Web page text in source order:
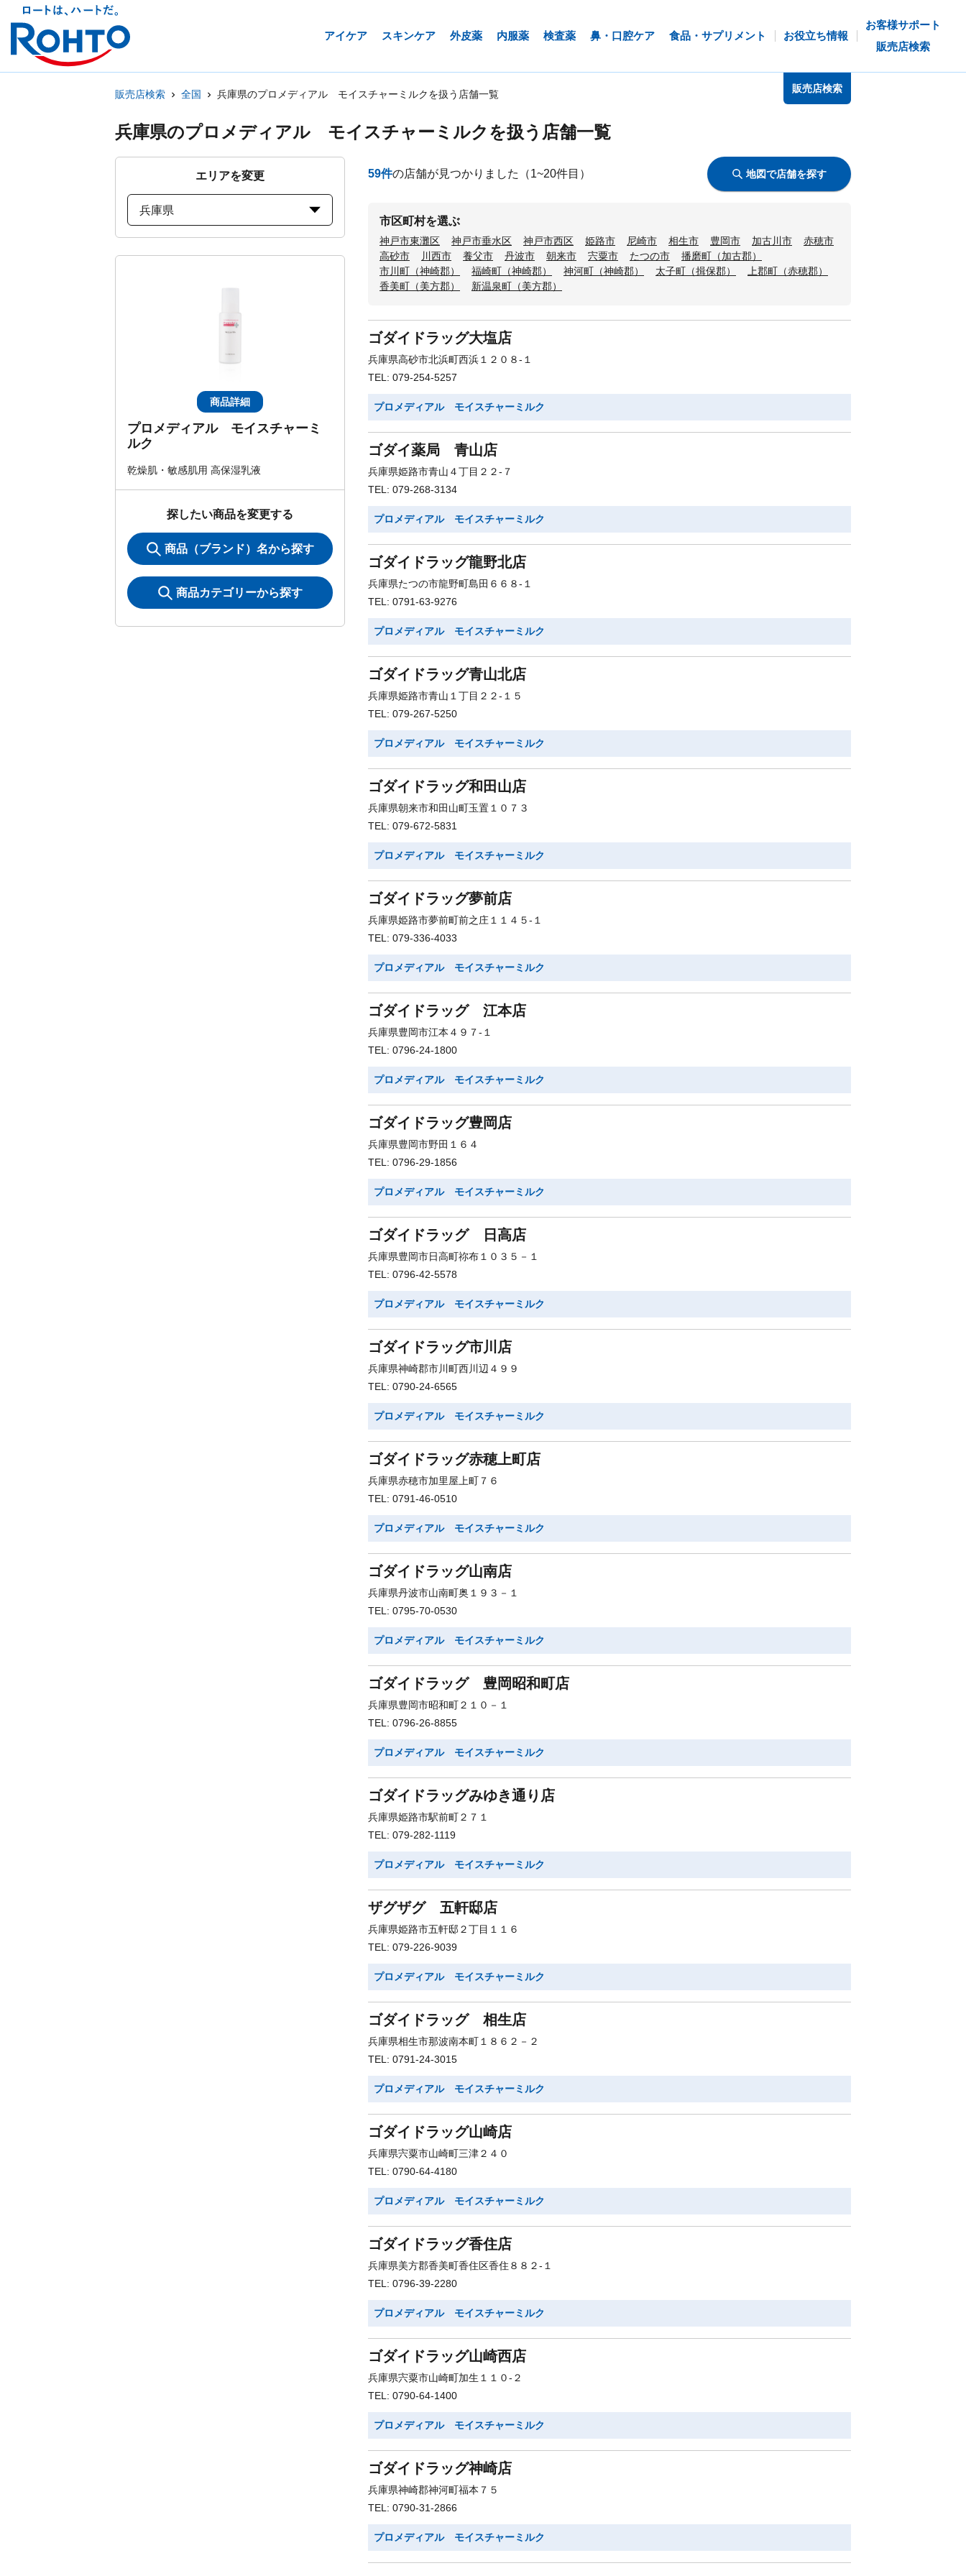
アイケア スキンケア 外皮薬 内服薬 検査薬 鼻・口腔ケア 食品・サプリメント お役立ち情報
お客様サポート
販売店検索
販売店検索 全国 兵庫県のプロメディアル モイスチャーミルクを扱う店舗一覧 販売店検索
兵庫県のプロメディアル モイスチャーミルクを扱う店舗一覧
エリアを変更
兵庫県
商品詳細
プロメディアル モイスチャーミ
ルク
乾燥肌・敏感肌用 高保湿乳液
探したい商品を変更する
商品（ブランド）名から探す
商品カテゴリーから探す
59件の店舗が見つかりました （1~20件目） 地図で店舗を探す
市区町村を選ぶ
神戸市東灘区 神戸市垂水区 神戸市西区 姫路市 尼崎市 相生市 豊岡市 加古川市
赤穂市
高砂市
川西市 養父市 丹波市 朝来市 宍粟市 たつの市
播磨町（加古郡）
市川町（神崎郡）
福崎町（神崎郡） 神河町（神崎郡） 太子町（揖保郡）
上郡町（赤穂郡）
香美町（美方郡）
新温泉町（美方郡）
ゴダイドラッグ大塩店
兵庫県高砂市北浜町西浜１２０８-１
TEL: 079-254-5257
プロメディアル モイスチャーミルク
ゴダイ薬局 青山店
兵庫県姫路市青山４丁目２２-７
TEL: 079-268-3134
プロメディアル モイスチャーミルク
ゴダイドラッグ龍野北店
兵庫県たつの市龍野町島田６６８-１
TEL: 0791-63-9276
プロメディアル モイスチャーミルク
ゴダイドラッグ青山北店
兵庫県姫路市青山１丁目２２-１５
TEL: 079-267-5250
プロメディアル モイスチャーミルク
ゴダイドラッグ和田山店
兵庫県朝来市和田山町玉置１０７３
TEL: 079-672-5831
プロメディアル モイスチャーミルク
ゴダイドラッグ夢前店
兵庫県姫路市夢前町前之庄１１４５-１
TEL: 079-336-4033
プロメディアル モイスチャーミルク
ゴダイドラッグ 江本店
兵庫県豊岡市江本４９７-１
TEL: 0796-24-1800
プロメディアル モイスチャーミルク
ゴダイドラッグ豊岡店
兵庫県豊岡市野田１６４
TEL: 0796-29-1856
プロメディアル モイスチャーミルク
ゴダイドラッグ 日高店
兵庫県豊岡市日高町祢布１０３５－１
TEL: 0796-42-5578
プロメディアル モイスチャーミルク
ゴダイドラッグ市川店
兵庫県神崎郡市川町西川辺４９９
TEL: 0790-24-6565
プロメディアル モイスチャーミルク
ゴダイドラッグ赤穂上町店
兵庫県赤穂市加里屋上町７６
TEL: 0791-46-0510
プロメディアル モイスチャーミルク
ゴダイドラッグ山南店
兵庫県丹波市山南町奥１９３－１
TEL: 0795-70-0530
プロメディアル モイスチャーミルク
ゴダイドラッグ 豊岡昭和町店
兵庫県豊岡市昭和町２１０－１
TEL: 0796-26-8855
プロメディアル モイスチャーミルク
ゴダイドラッグみゆき通り店
兵庫県姫路市駅前町２７１
TEL: 079-282-1119
プロメディアル モイスチャーミルク
ザグザグ 五軒邸店
兵庫県姫路市五軒邸２丁目１１６
TEL: 079-226-9039
プロメディアル モイスチャーミルク
ゴダイドラッグ 相生店
兵庫県相生市那波南本町１８６２－２
TEL: 0791-24-3015
プロメディアル モイスチャーミルク
ゴダイドラッグ山崎店
兵庫県宍粟市山崎町三津２４０
TEL: 0790-64-4180
プロメディアル モイスチャーミルク
ゴダイドラッグ香住店
兵庫県美方郡香美町香住区香住８８２-１
TEL: 0796-39-2280
プロメディアル モイスチャーミルク
ゴダイドラッグ山崎西店
兵庫県宍粟市山崎町加生１１０-２
TEL: 0790-64-1400
プロメディアル モイスチャーミルク
ゴダイドラッグ神崎店
兵庫県神崎郡神河町福本７５
TEL: 0790-31-2866
プロメディアル モイスチャーミルク